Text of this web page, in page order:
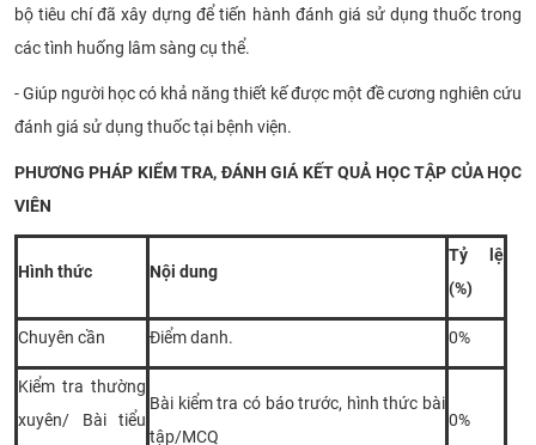
bộ tiêu chí đã xây dựng để tiến hành đánh giá sử dụng thuốc trong
các tình huống lâm sàng cụ thể.
- Giúp người học có khả năng thiết kế được một đề cương nghiên cứu
đánh giá sử dụng thuốc tại bệnh viện.
PHƯƠNG PHÁP KIỂM TRA, ĐÁNH GIÁ KẾT QUẢ HỌC TẬP CỦA HỌC
VIÊN
Hình thức Nội dung
Tỷ lệ
(%)
Chuyên cần Điểm danh. 0%
Kiểm tra thường
xuyên/ Bài tiểu
Bài kiểm tra có báo trước, hình thức bài
tập/MCQ
0%